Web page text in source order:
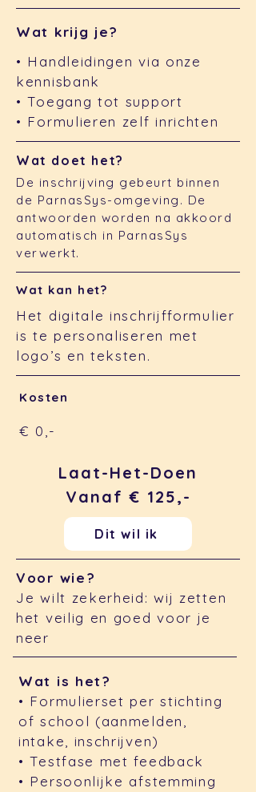
Wat krijg je?
• Handleidingen via onze
kennisbank
• Toegang tot support
• Formulieren zelf inrichten
Wat doet het?
De inschrijving gebeurt binnen
de ParnasSys-omgeving. De
antwoorden worden na akkoord
automatisch in ParnasSys
verwerkt.
Wat kan het?
Het digitale inschrijfformulier
is te personaliseren met
logo’s en teksten.
Kosten
€ 0,-
Laat-Het-Doen
Vanaf € 125,-
Dit wil ik
Voor wie?
Je wilt zekerheid: wij zetten
het veilig en goed voor je
neer
Wat is het?
• Formulierset per stichting
of school (aanmelden,
intake, inschrijven)
• Testfase met feedback
• Persoonlijke afstemming